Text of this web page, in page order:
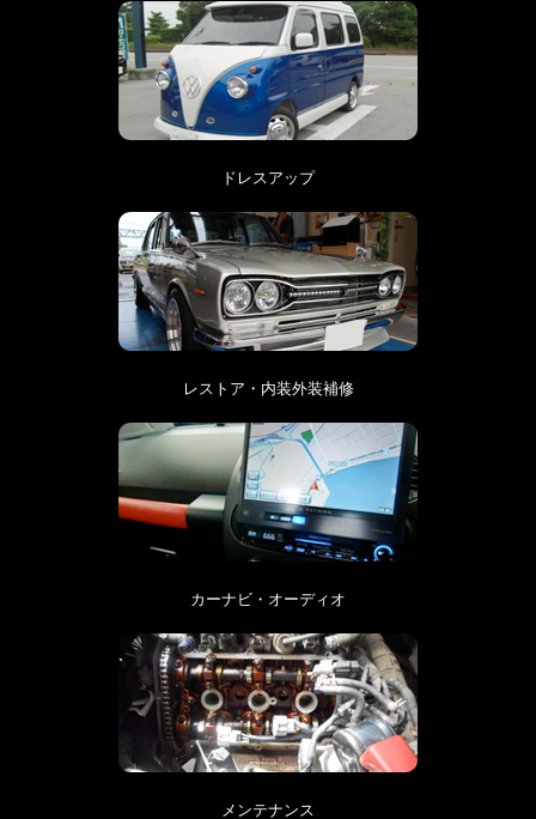
ドレスアップ
レストア・内装外装補修
カーナビ・オーディオ
メンテナンス